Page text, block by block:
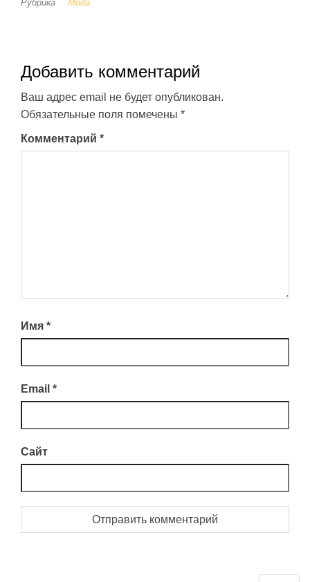
Рубрика Мода
Добавить комментарий
Ваш адрес email не будет опубликован.
Обязательные поля помечены *
Комментарий *
Имя *
Email *
Сайт